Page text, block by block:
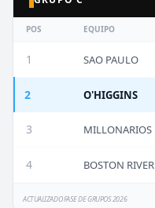
POS EQUIPO
1 SAO PAULO
2 O'HIGGINS
3 MILLONARIOS
4 BOSTON RIVER
ACTUALIZADO FASE DE GRUPOS 2026